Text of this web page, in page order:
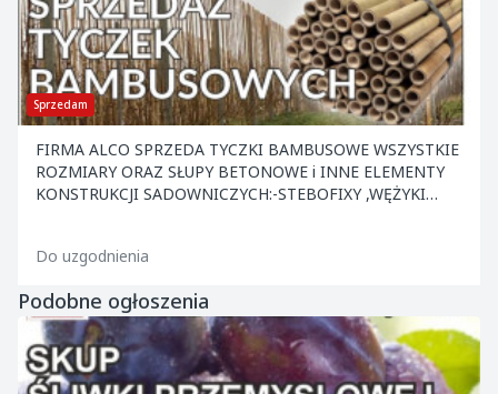
Sprzedam
FIRMA ALCO SPRZEDA TYCZKI BAMBUSOWE WSZYSTKIE
ROZMIARY ORAZ SŁUPY BETONOWE i INNE ELEMENTY
KONSTRUKCJI SADOWNICZYCH:-STEBOFIXY ,WĘŻYKI
Do uzgodnienia
Podobne ogłoszenia